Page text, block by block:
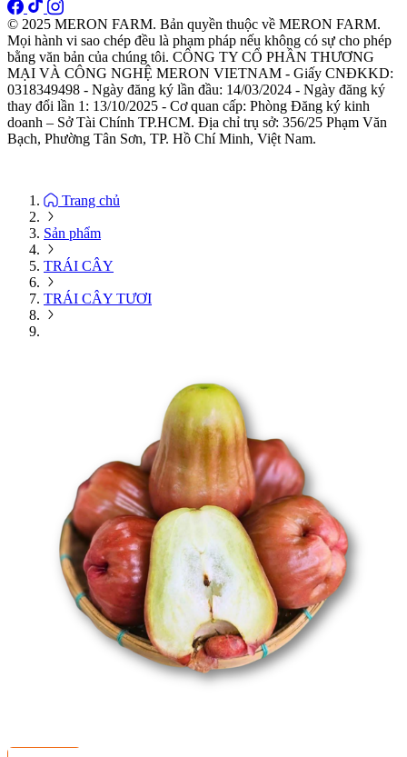
© 2025 MERON FARM. Bản quyền thuộc về MERON FARM.
Mọi hành vi sao chép đều là phạm pháp nếu không có sự cho phép
bằng văn bản của chúng tôi. CÔNG TY CỔ PHẦN THƯƠNG
MẠI VÀ CÔNG NGHỆ MERON VIETNAM - Giấy CNĐKKD:
0318349498 - Ngày đăng ký lần đầu: 14/03/2024 - Ngày đăng ký
thay đổi lần 1: 13/10/2025 - Cơ quan cấp: Phòng Đăng ký kinh
doanh – Sở Tài Chính TP.HCM. Địa chỉ trụ sở: 356/25 Phạm Văn
Bạch, Phường Tân Sơn, TP. Hồ Chí Minh, Việt Nam.
Trang chủ
Sản phẩm
TRÁI CÂY
TRÁI CÂY TƯƠI